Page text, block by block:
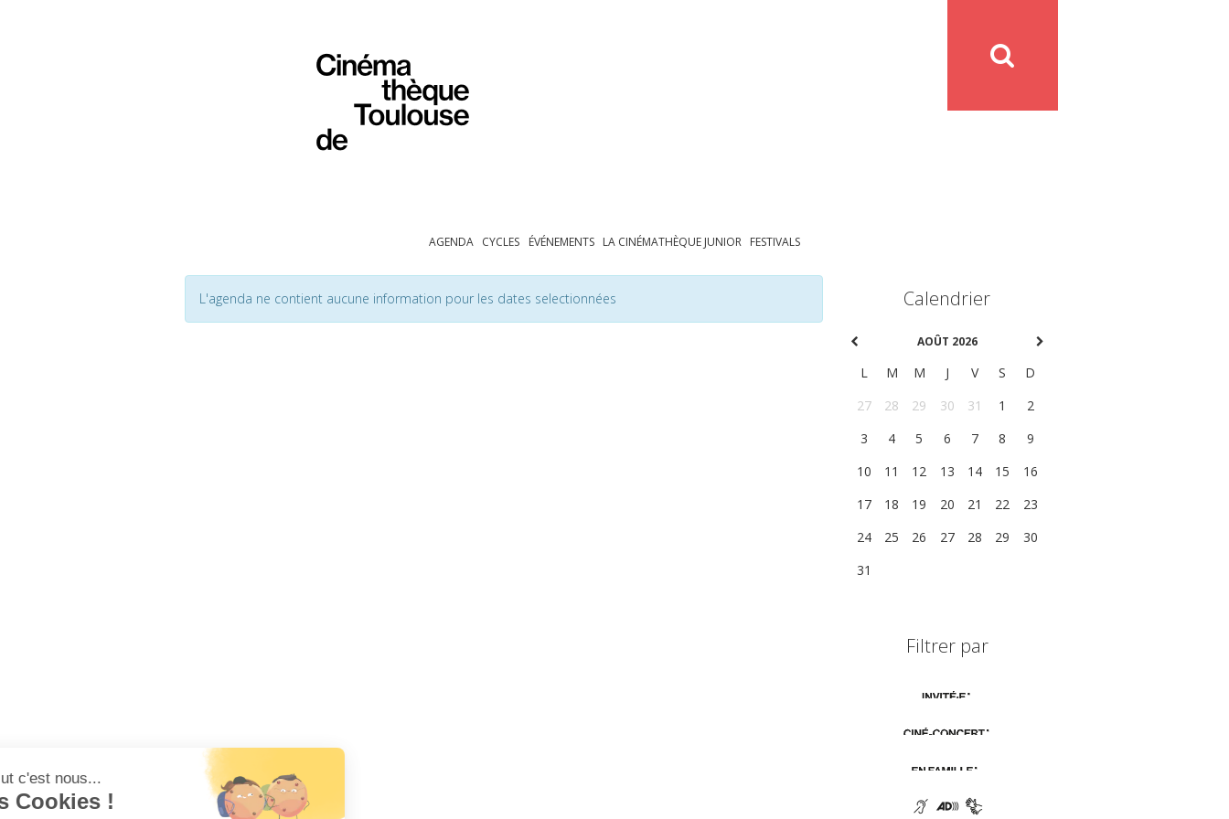
AGENDA CYCLES ÉVÉNEMENTS LA CINÉMATHÈQUE JUNIOR FESTIVALS
L'agenda ne contient aucune information pour les dates selectionnées Calendrier
AOÛT 2026
L M M J V S
D
27
28 29 30 31 1
2
3
4 5 6 7 8
9
10
11 12 13 14 15
16
17
18 19 20 21 22
23
24
25 26 27 28 29
30
31
Filtrer par